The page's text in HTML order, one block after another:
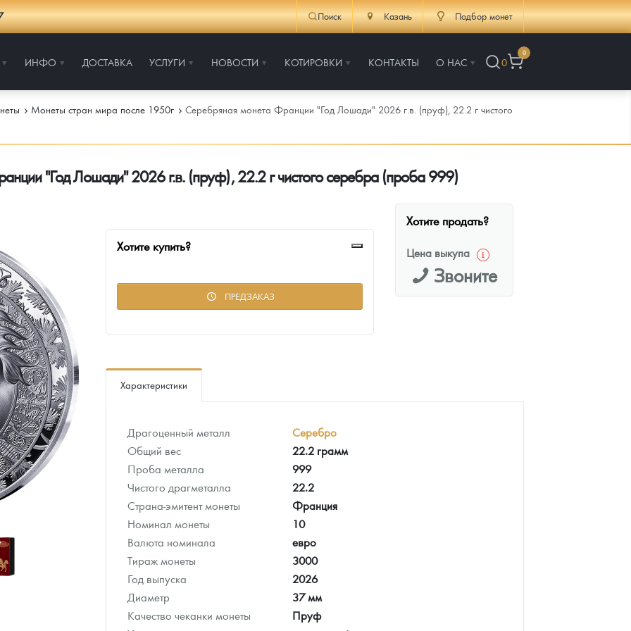
Поиск Казань Подбор монет
ИНФО ДОСТАВКА УСЛУГИ НОВОСТИ КОТИРОВКИ КОНТАКТЫ О НАС 0
0
платины на 2026 год
Монеты стран мира после 1950г
Серебряная монета Франции "Год Лошади" 2026 г.в. (пруф), 22.2 г чистого
"Год Лошади" 2026 г.в. (пруф), 22.2 г чистого серебра (проба 999)
Хотите купить?
ПРЕДЗАКАЗ
Хотите продать?
Цена выкупа
Звоните
Характеристики
Драгоценный металл
Серебро
Общий вес
22.2 грамм
Проба металла
999
Чистого драгметалла
22.2
Страна-эмитент монеты
Франция
Номинал монеты
10
Валюта номинала
евро
Тираж монеты
3000
Год выпуска
2026
Диаметр
37 мм
Качество чеканки монеты
Пруф